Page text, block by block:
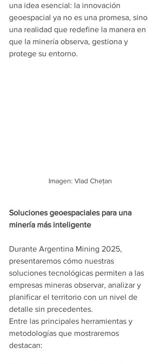
una idea esencial: la innovación
geoespacial ya no es una promesa, sino
una realidad que redefine la manera en
que la minería observa, gestiona y
protege su entorno.
Imagen: Vlad Chețan
Soluciones geoespaciales para una
minería más inteligente
Durante Argentina Mining 2025,
presentaremos cómo nuestras
soluciones tecnológicas permiten a las
empresas mineras observar, analizar y
planificar el territorio con un nivel de
detalle sin precedentes.
Entre las principales herramientas y
metodologías que mostraremos
destacan: